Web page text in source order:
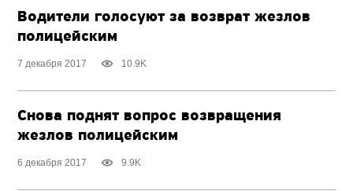
Водители голосуют за возврат жезлов
полицейским
7 декабря 2017 10.9K
Снова поднят вопрос возвращения
жезлов полицейским
6 декабря 2017 9.9K